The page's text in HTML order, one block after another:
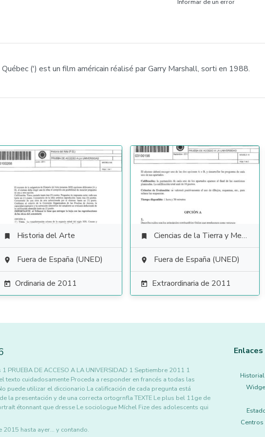
Informar de un error
(') est un film américain réalisé par Garry Marshall, sorti en 1988.
 Historia del Arte
 Fuera de España (UNED)
 Ordinaria de 2011
 Ciencias de la Tierra y Medioambientales
 Fuera de España (UNED)
 Extraordinaria de 2011
DE ACCESO A LA UNIVERSIDAD 1 Septiembre 2011 1
texto cuidadosamente Proceda a responder en francés a todas las
puede utilizar el diccionario La calificación de cada pregunta está
la presentación y de una correcta ortogrnfla TEXTE Le plus bel 11ge de
étonnant que dresse Le sociologue Míchel Fize des adolescents qui
hasta ayer... y contando.
Centros